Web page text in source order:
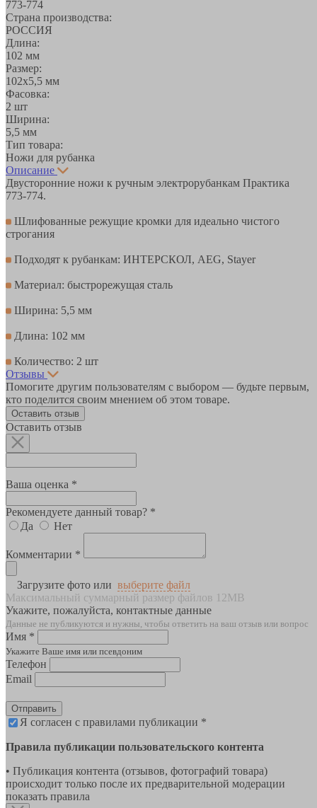
773-774
Страна производства:
РОССИЯ
Длина:
102 мм
Размер:
102х5,5 мм
Фасовка:
2 шт
Ширина:
5,5 мм
Тип товара:
Ножи для рубанка
Описание
Двусторонние ножи к ручным электрорубанкам Практика
773-774.
Шлифованные режущие кромки для идеально чистого
строгания
Подходят к рубанкам: ИНТЕРСКОЛ, AEG, Stayer
Материал: быстрорежущая сталь
Ширина: 5,5 мм
Длина: 102 мм
Количество: 2 шт
Отзывы
Помогите другим пользователям с выбором — будьте первым,
кто поделится своим мнением об этом товаре.
Оставить отзыв
Оставить отзыв
Ваша оценка *
Рекомендуете данный товар? *
Да
Нет
Комментарии *
Загрузите фото или выберите файл
Максимальный суммарный размер файлов 12MB
Укажите, пожалуйста, контактные данные
Данные не публикуются и нужны, чтобы ответить на ваш отзыв или вопрос
Имя *
Укажите Ваше имя или псевдоним
Телефон
Email
Отправить
Я согласен с правилами публикации *
Правила публикации пользовательского контента
• Публикация контента (отзывов, фотографий товара)
происходит только после их предварительной модерации
показать правила